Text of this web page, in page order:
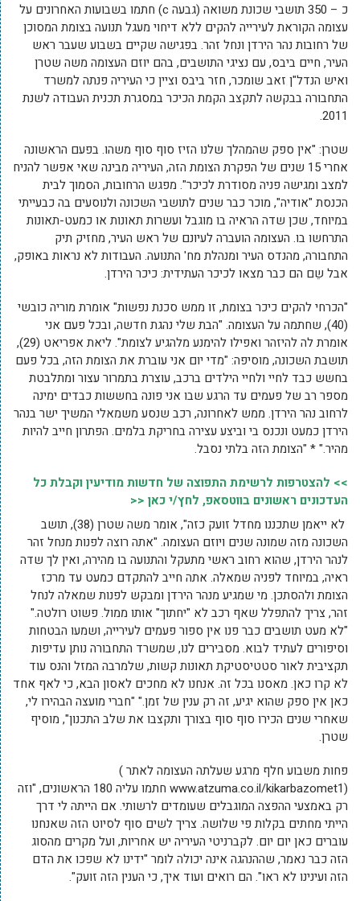
כ – 350 תושבי שכונת משואה (גבעה c) חתמו בשבועות האחרונים על
עצומה הקוראת לעירייה להקים ללא דיחוי מעגל תנועה בצומת המסוכן
של רחובות נהר הירדן ונחל זהר. בפגישה שקיים בשבוע שעבר ראש
העיר, חיים ביבס, עם נציגי התושבים, בהם יוזם העצומה משה שטרן
ואיש הנדל"ן זאב שומכר, חזר ביבס וציין כי העיריה פנתה למשרד
התחבורה בבקשה לתקצב הקמת הכיכר במסגרת תכנית העבודה לשנת
2011.
שטרן: "אין ספק שהמהלך שלנו הזיז סוף סוף משהו. בפעם הראשונה
אחרי 15 שנים של הפקרת הצומת הזה, העיריה מבינה שאי אפשר להניח
למצב ומגישה פניה מסודרת לכיכר". מפגש הרחובות, הסמוך לבית
הכנסת "אודיה", מוכר כבר שנים לתושבי השכונה ולנוסעים בה כבעייתי
במיוחד, שכן שדה הראיה בו מוגבל ועשרות תאונות או כמעט-תאונות
התרחשו בו. העצומה הועברה לעיונם של ראש העיר, מחזיק תיק
התחבורה, מהנדס העיר ומנהלת מח' התנועה. העבודות לא נראות באופק,
אבל שֵם הם כבר מצאו לכיכר העתידית: כיכר הירדן.
"הכרחי להקים כיכר בצומת, זו ממש סכנת נפשות" אומרת מוריה כובשי
(40), שחתמה על העצומה. "הבת שלי נהגת חדשה, ובכל פעם אני
אומרת לה להיזהר ואפילו להימנע מלהגיע לצומת". ליאת אפריאט (29),
תושבת השכונה, מוסיפה: "מדי יום אני עוברת את הצומת הזה, בכל פעם
בחשש כבד לחיי ולחיי הילדים ברכב, עוצרת בתמרור עצור ומתלבטת
מספר רב של פעמים עד הרגע שבו אני פונה בחששות כבדים ימינה
לרחוב נהר הירדן. ממש לאחרונה, רכב שנסע משמאלי המשיך ישר בנהר
הירדן כמעט ונכנס בי וביצע עצירה בחריקת בלמים. הפתרון חייב להיות
מהיר." * "הצומת הזה בלתי נסבל.
>> להצטרפות לרשימת התפוצה של חדשות מודיעין וקבלת כל
העדכונים ראשונים בווטסאפ, לחץ/י כאן <<
לא ייאמן שתכננו מחדל זועק כזה", אומר משה שטרן (38), תושב
השכונה מזה שמונה שנים ויוזם העצומה. "אתה רוצה לפנות מנחל זהר
לנהר הירדן, שהוא רחוב ראשי מתעקל והתנועה בו מהירה, ואין לך שדה
ראיה, במיוחד לפניה שמאלה. אתה חייב להתקדם כמעט עד מרכז
הצומת ולהסתכן. מי שמגיע מנהר הירדן ומבקש לפנות שמאלה לנחל
זהר, צריך להתפלל שאף רכב לא "יחתוך" אותו ממול. פשוט רולטה."
"לא מעט תושבים כבר פנו אין ספור פעמים לעירייה, ושמעו הבטחות
וסיפורים לעתיד לבוא. מסבירים לנו, שמשרד התחבורה נותן עדיפות
תקציבית לאור סטטיסטיקת תאונות קשות, שלמרבה המזל והנס עוד
לא קרו כאן. מאסנו בכל זה. אנחנו לא מחכים לאסון הבא, כי לאף אחד
כאן אין ספק שהוא יגיע, זה רק ענין של זמן." "חברי מועצה הבהירו לי,
שאחרי שנים הכירו סוף סוף בצורך ותקצבו את שלב התכנון", מוסיף
שטרן.
פחות משבוע חלף מרגע שעלתה העצומה לאתר )
(www.atzuma.co.il/kikarbazomet1 חתמו עליה 180 הראשונים, "וזה
רק באמצעי ההפצה המוגבלים שעומדים לרשותי. אם הייתה לי דרך
הייתי מחתים בקלות פי שלושה. צריך לשים סוף לסיוט הזה שאנחנו
עוברים כאן יום יום. לקברניטי העיריה יש אחריות, ועל מקרים מהסוג
הזה כבר נאמר, שההנהגה אינה יכולה לומר "ידינו לא שפכו את הדם
הזה ועינינו לא ראו". הם רואים ועוד איך, כי הענין הזה זועק".